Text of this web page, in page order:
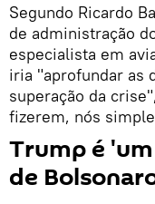
Segundo Ricardo
de administração
especialista em
iria "aprofundar as
superação da
fizerem, nós
Trump é
de